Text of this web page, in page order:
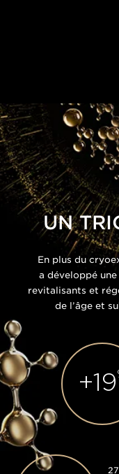
UN
En plus du
a développé
revitalisants et
de l’âge et
+19